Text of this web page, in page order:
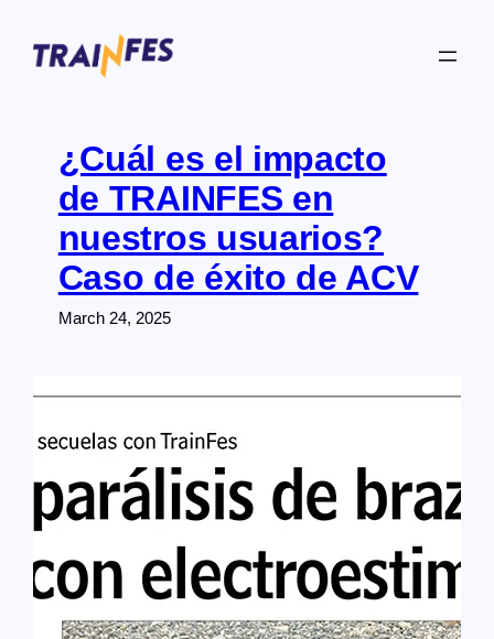
content
¿Cuál es el impacto
de TRAINFES en
nuestros usuarios?
Caso de éxito de ACV
March 24, 2025